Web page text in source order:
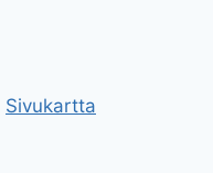
Sivukartta